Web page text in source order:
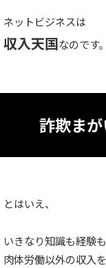
ネットビジネスは
収入天国なのです。
詐欺ま
とはいえ、
いきなり知識も経験
肉体労働以外の収入